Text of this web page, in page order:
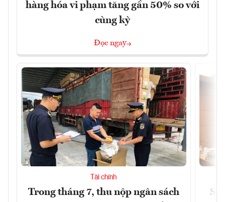
hàng hóa vi phạm tăng gần 50% so với
cùng kỳ
Đọc ngay
Tài chính
Trong tháng 7, thu nộp ngân sách